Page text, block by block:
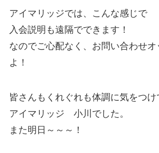
アイマリッジでは、こんな感じで
入会説明も遠隔でできます！
なのでご心配なく、お問い合わせオ
よ！
皆さんもくれぐれも体調に気をつけ
アイマリッジ 小川でした。
また明日～～～！